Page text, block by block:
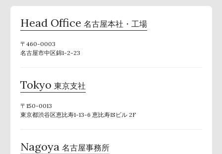
Head Office 名古屋本社・工場
〒460-0003
名古屋市中区錦1-2-23
Tokyo 東京支社
〒150-0013
東京都渋谷区恵比寿1-13-6 恵比寿ISビル 2F
Nagoya 名古屋事務所